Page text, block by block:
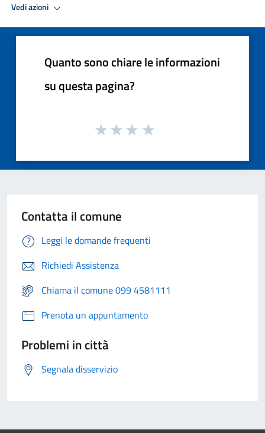
Vedi azioni
Quanto sono chiare le informazioni
su questa pagina?
Contatta il comune
Leggi le domande frequenti
Richiedi Assistenza
Chiama il comune 099 4581111
Prenota un appuntamento
Problemi in città
Segnala disservizio